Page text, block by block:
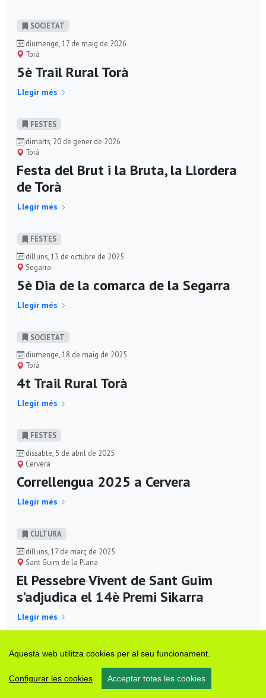
Aquesta web utilitza cookies per al seu funcionament.
Configurar les cookies Acceptar totes les cookies
SOCIETAT
diumenge, 17 de maig de 2026
Torà
5è Trail Rural Torà
Llegir més
FESTES
dimarts, 20 de gener de 2026
Torà
Festa del Brut i la Bruta, la Llordera
de Torà
Llegir més
FESTES
dilluns, 13 de octubre de 2025
Segarra
5è Dia de la comarca de la Segarra
Llegir més
SOCIETAT
diumenge, 18 de maig de 2025
Torà
4t Trail Rural Torà
Llegir més
FESTES
dissabte, 5 de abril de 2025
Cervera
Correllengua 2025 a Cervera
Llegir més
CULTURA
dilluns, 17 de març de 2025
Sant Guim de la Plana
El Pessebre Vivent de Sant Guim
s’adjudica el 14è Premi Sikarra
Llegir més
SOCIETAT
diumenge, 2 de març de 2025
Cervera